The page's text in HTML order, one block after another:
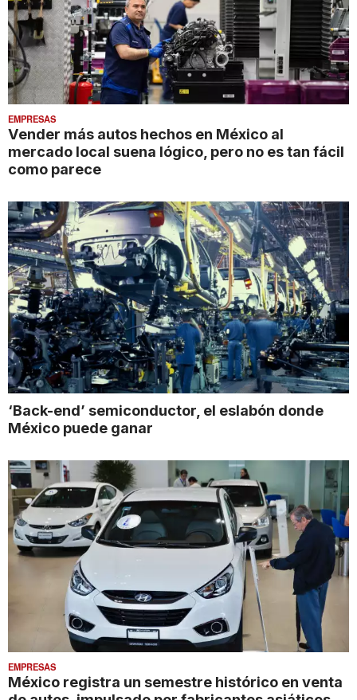
EMPRESAS
Vender más autos hechos en México al
mercado local suena lógico, pero no es tan fácil
como parece
‘Back-end’ semiconductor, el eslabón donde
México puede ganar
EMPRESAS
México registra un semestre histórico en venta